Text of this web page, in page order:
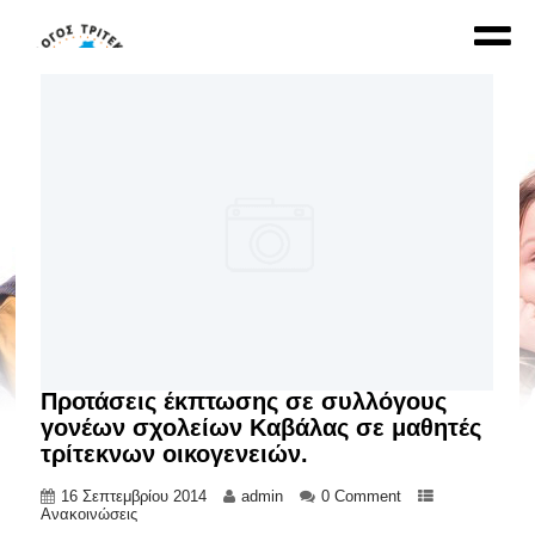
Προτάσεις έκπτωσης σε συλλόγους
γονέων σχολείων Καβάλας σε μαθητές
τρίτεκνων οικογενειών.
16 Σεπτεμβρίου 2014 admin
0 Comment
Ανακοινώσεις